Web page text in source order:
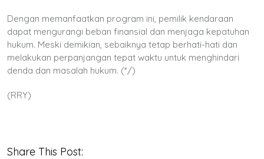
Dengan memanfaatkan program ini, pemilik kendaraan
dapat mengurangi beban finansial dan menjaga kepatuhan
hukum. Meski demikian, sebaiknya tetap berhati-hati dan
melakukan perpanjangan tepat waktu untuk menghindari
denda dan masalah hukum. (*/)
(RRY)
Share This Post: